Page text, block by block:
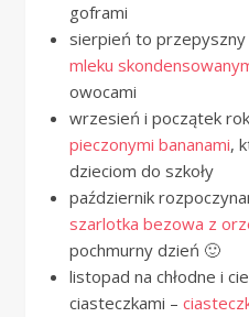
goframi
sierpień to przepyszny
mleku
owocami
wrzesień i początek
pieczonymi bananami,
dzieciom do szkoły
październik
szarlotka bezowa z
pochmurny dzień 🙂
listopad na chłodne i
ciasteczkami –